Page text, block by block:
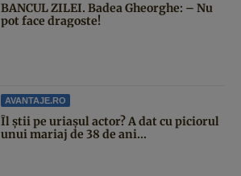
BANCUL ZILEI. Badea Gheorghe: – Nu
pot face dragoste!
AVANTAJE.RO
Îl știi pe uriașul actor? A dat cu piciorul
unui mariaj de 38 de ani...